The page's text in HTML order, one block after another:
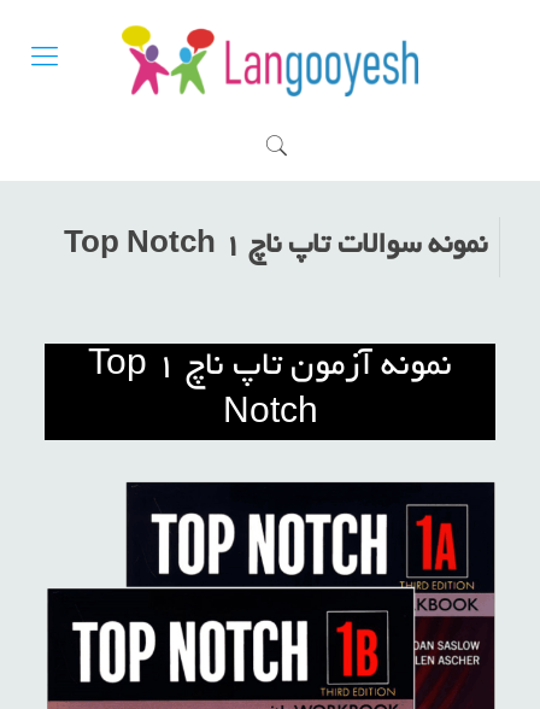
نمونه سوالات تاپ ناچ ۱ Top Notch
نمونه آزمون تاپ ناچ ۱ Top
Notch